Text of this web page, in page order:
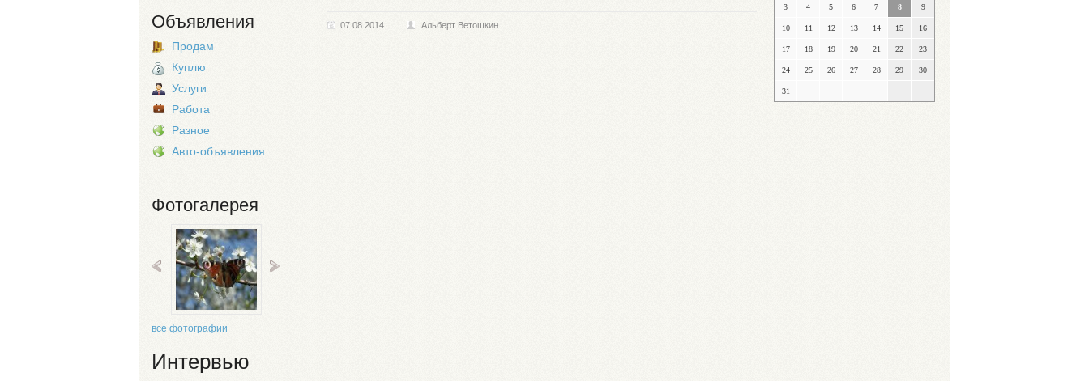
Объявления
Продам
Куплю
Услуги
Работа
Разное
Авто-объявления
Фотогалерея
все фотографии
Интервью
07.08.2014 Альберт Ветошкин
3 4 5 6 7 8 9
10 11 12 13 14 15 16
17 18 19 20 21 22 23
24 25 26 27 28 29 30
31